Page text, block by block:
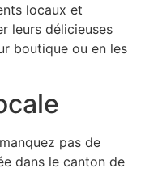
locaux et
leurs délicieuses
boutique ou en les
pas de
dans le canton de